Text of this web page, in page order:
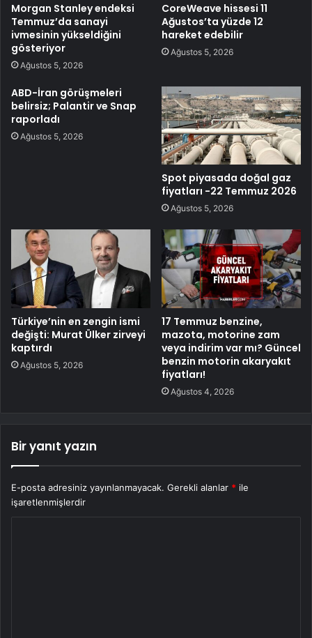
Morgan Stanley endeksi
Temmuz’da sanayi
ivmesinin yükseldiğini
gösteriyor
Ağustos 5, 2026
CoreWeave hissesi 11
Ağustos’ta yüzde 12
hareket edebilir
Ağustos 5, 2026
ABD-İran görüşmeleri
belirsiz; Palantir ve Snap
raporladı
Ağustos 5, 2026
Spot piyasada doğal gaz
fiyatları -22 Temmuz 2026
Ağustos 5, 2026
Türkiye’nin en zengin ismi
değişti: Murat Ülker zirveyi
kaptırdı
Ağustos 5, 2026
17 Temmuz benzine,
mazota, motorine zam
veya indirim var mı? Güncel
benzin motorin akaryakıt
fiyatları!
Ağustos 4, 2026
Bir yanıt yazın
E-posta adresiniz yayınlanmayacak. Gerekli alanlar * ile
işaretlenmişlerdir